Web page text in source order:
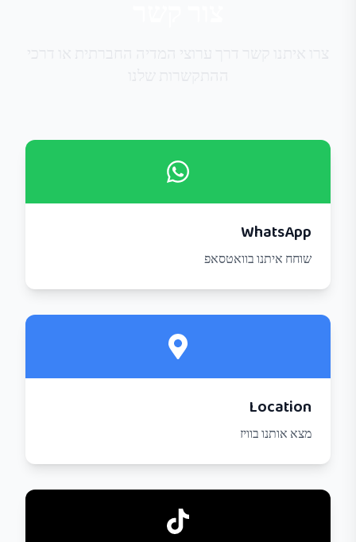
WhatsApp
שוחח איתנו בוואטסאפ
Location
מצא אותנו בוויז